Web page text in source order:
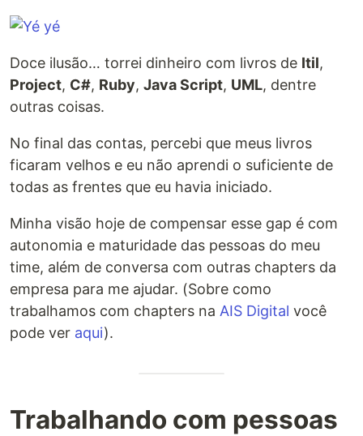
Doce ilusão… torrei dinheiro com livros de Itil,
Project, C#, Ruby, Java Script, UML, dentre
outras coisas.
No final das contas, percebi que meus livros
ficaram velhos e eu não aprendi o suficiente de
todas as frentes que eu havia iniciado.
Minha visão hoje de compensar esse gap é com
autonomia e maturidade das pessoas do meu
time, além de conversa com outras chapters da
empresa para me ajudar. (Sobre como
trabalhamos com chapters na AIS Digital você
pode ver aqui).
Trabalhando com pessoas